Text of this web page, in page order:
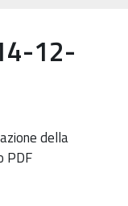
12-
della
PDF